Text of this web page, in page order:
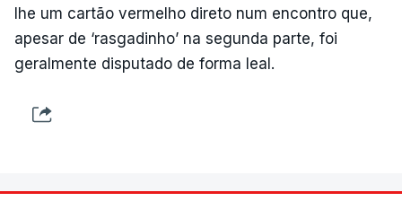
lhe um cartão vermelho direto num encontro que,
apesar de ‘rasgadinho’ na segunda parte, foi
geralmente disputado de forma leal.